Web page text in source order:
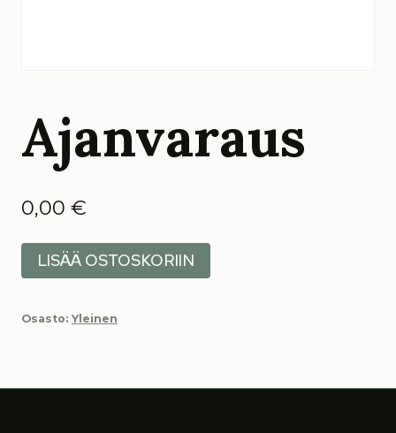
Ajanvaraus
0,00 €
Ajanvaraus
määrä
LISÄÄ OSTOSKORIIN
Osasto: Yleinen